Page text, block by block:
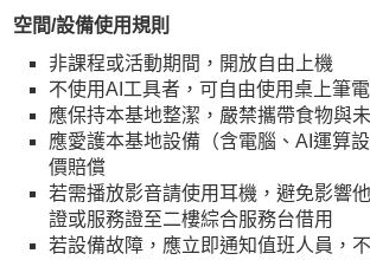
空間/設備使用規則
非課程或活動期間，開放自由上機
不使用AI工具者，可自由使用桌上筆電
應保持本基地整潔，嚴禁攜帶食物與
應愛護本基地設備（含電腦、AI運算
價賠償
若需播放影音請使用耳機，避免影響
證或服務證至二樓綜合服務台借用
若設備故障，應立即通知值班人員，